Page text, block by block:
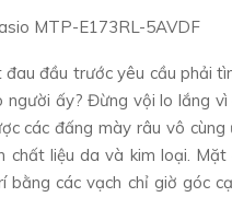
đau đầu trước yêu cầu phải
người ấy? Đừng vội lo lắng
các đấng mày râu vô
chất liệu da và kim loại.
bằng các vạch chỉ giờ góc